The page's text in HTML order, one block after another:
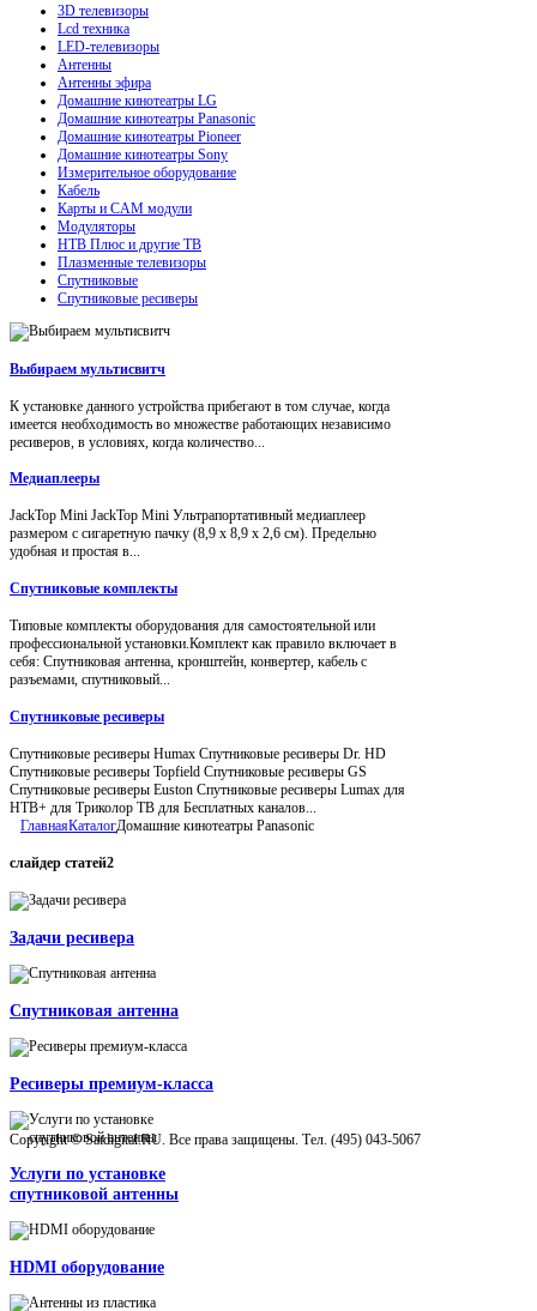
3D телевизоры
Lcd техника
LED-телевизоры
Антенны
Антенны эфира
Домашние кинотеатры LG
Домашние кинотеатры Panasonic
Домашние кинотеатры Pioneer
Домашние кинотеатры Sony
Измерительное оборудование
Кабель
Карты и CAM модули
Модуляторы
НТВ Плюс и другие ТВ
Плазменные телевизоры
Спутниковые
Спутниковые ресиверы
Выбираем мультисвитч
К установке данного устройства прибегают в том случае, когда
имеется необходимость во множестве работающих независимо
ресиверов, в условиях, когда количество...
Медиаплееры
JackTop Mini JackTop Mini Ультрапортативный медиаплеер
размером с сигаретную пачку (8,9 x 8,9 x 2,6 см). Предельно
удобная и простая в...
Спутниковые комплекты
Типовые комплекты оборудования для самостоятельной или
профессиональной установки.Комплект как правило включает в
себя: Спутниковая антенна, кронштейн, конвертер, кабель с
разъемами, спутниковый...
Спутниковые ресиверы
Спутниковые ресиверы Humax Спутниковые ресиверы Dr. HD
Спутниковые ресиверы Topfield Спутниковые ресиверы GS
Спутниковые ресиверы Euston Спутниковые ресиверы Lumax для
НТВ+ для Триколор ТВ для Бесплатных каналов...
ГлавнаяКаталогДомашние кинотеатры Panasonic
слайдер статей2
Задачи ресивера
Спутниковая антенна
Ресиверы премиум-класса
Услуги по установке
спутниковой антенны
HDMI оборудование
Copyright © Satdigital.RU. Все права защищены. Тел. (495) 043-5067